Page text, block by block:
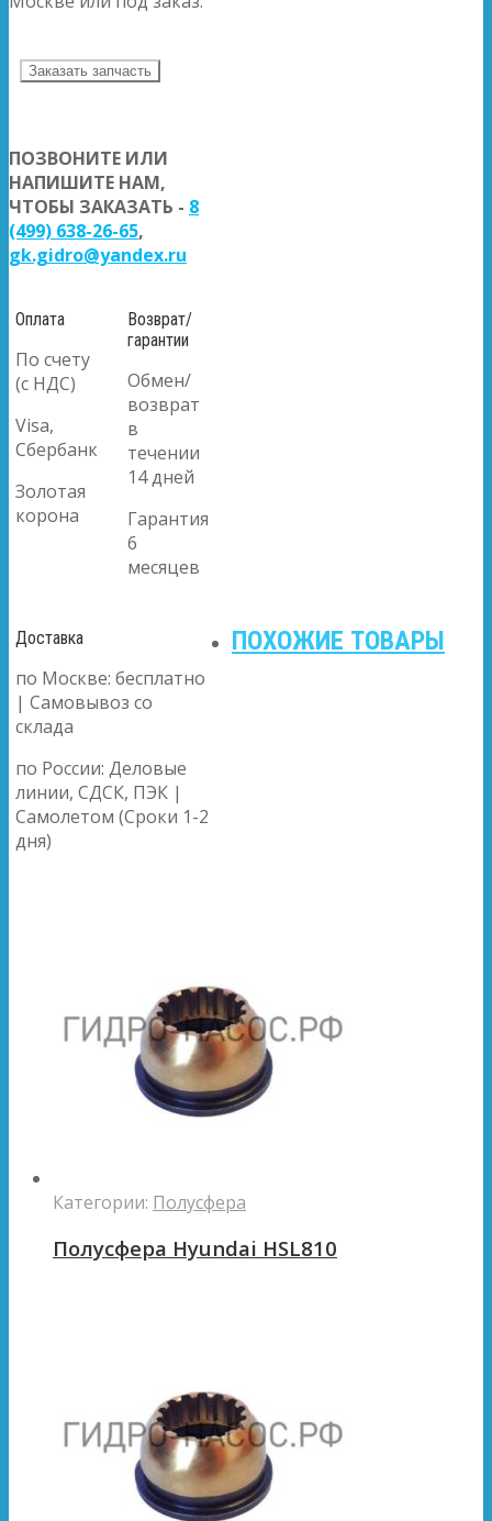
Заказать запчасть
ПОЗВОНИТЕ ИЛИ
НАПИШИТЕ НАМ,
ЧТОБЫ ЗАКАЗАТЬ - 8
(499) 638-26-65,
gk.gidro@yandex.ru
Оплата
По счету
(с НДС)
Visa,
Сбербанк
Золотая
корона
Возврат/
гарантии
Обмен/
возврат
в
течении
14 дней
Гарантия
6
месяцев
Доставка
по Москве: бесплатно
| Самовывоз со
склада
по России: Деловые
линии, СДСК, ПЭК |
Самолетом (Сроки 1-2
дня)
ПОХОЖИЕ ТОВАРЫ
Категории: Полусфера
Полусфера Hyundai HSL810